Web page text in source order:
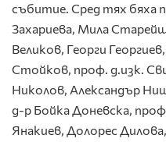
събитие. Сред тях бяха
Захариева, Мила
Великов, Георги
Стойков, проф. д.изк.
Николов, Александър
д-р Бойка Доневска,
Янакиев, Долорес